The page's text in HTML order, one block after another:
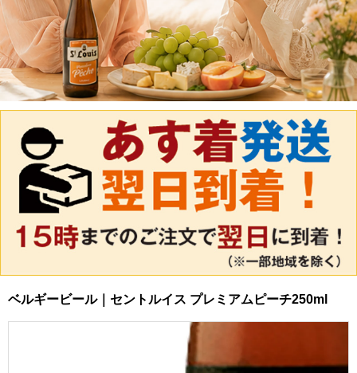
ベルギービール｜セントルイス プレミアムピーチ250ml